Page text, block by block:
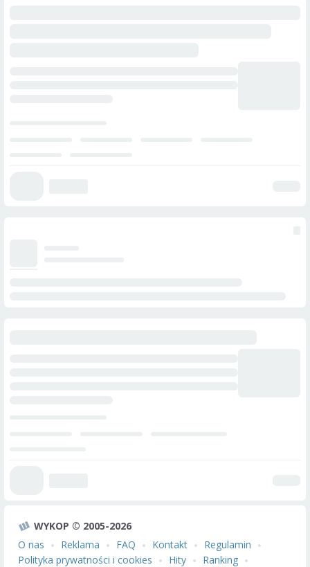
WYKOP © 2005-2026
O nas
Reklama FAQ Kontakt
Regulamin
Polityka prywatności i cookies
Hity Ranking